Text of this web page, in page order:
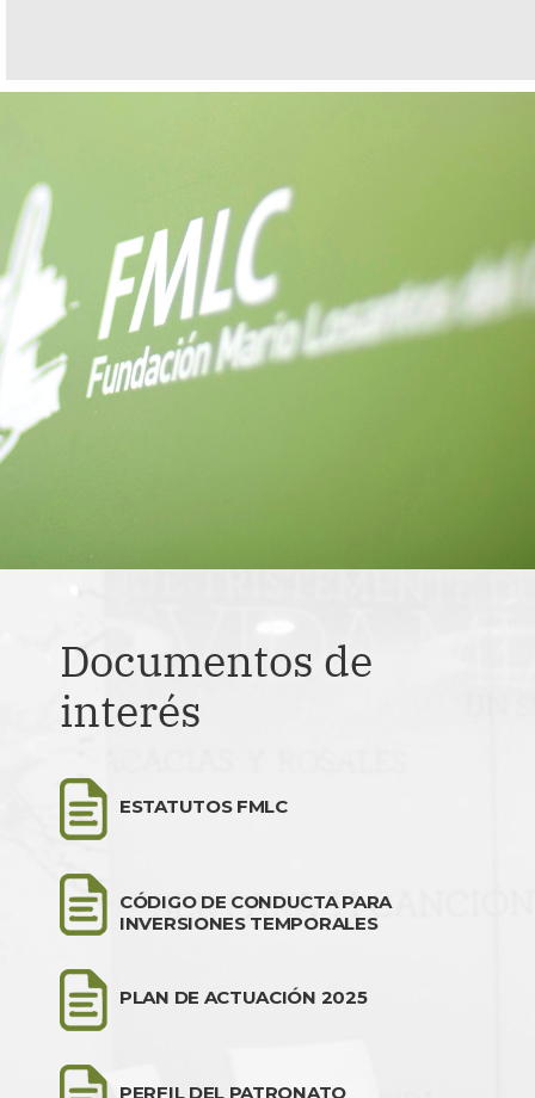
Documentos de
interés
ESTATUTOS FMLC
CÓDIGO DE CONDUCTA PARA
INVERSIONES TEMPORALES
PLAN DE ACTUACIÓN 2025
PERFIL DEL PATRONATO